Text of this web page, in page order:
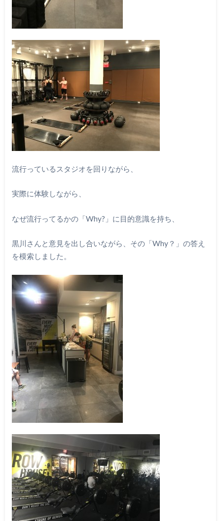
流行っているスタジオを回りながら、
実際に体験しながら、
なぜ流行ってるかの「Why?」に目的意識を持ち、
黒川さんと意見を出し合いながら、その「Why？」の答え
を模索しました。